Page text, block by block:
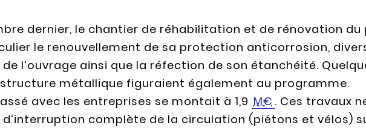
dernier, le chantier de réhabilitation et de rénovation du
le renouvellement de sa protection anticorrosion,
l’ouvrage ainsi que la réfection de son étanchéité.
métallique figuraient également au programme.
avec les entreprises se montait à 1,9 M€ . Ces travaux
d’interruption complète de la circulation (piétons et vélos)